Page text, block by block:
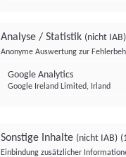
Analyse / Statistik (nicht IAB)
Anonyme Auswertung zur
Google Analytics
Google Ireland Limited, Irland
Sonstige Inhalte (nicht IAB)
Einbindung zusätzlicher